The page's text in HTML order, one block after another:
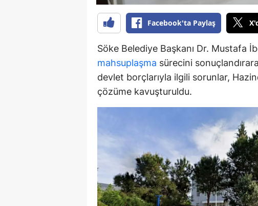
Karabük
Osmaniye
Düzce
Facebook'ta Paylaş
Söke Belediye Başkanı Dr. Mustafa
mahsuplaşma sürecini
devlet borçlarıyla ilgili sorunlar,
çözüme kavuşturuldu.